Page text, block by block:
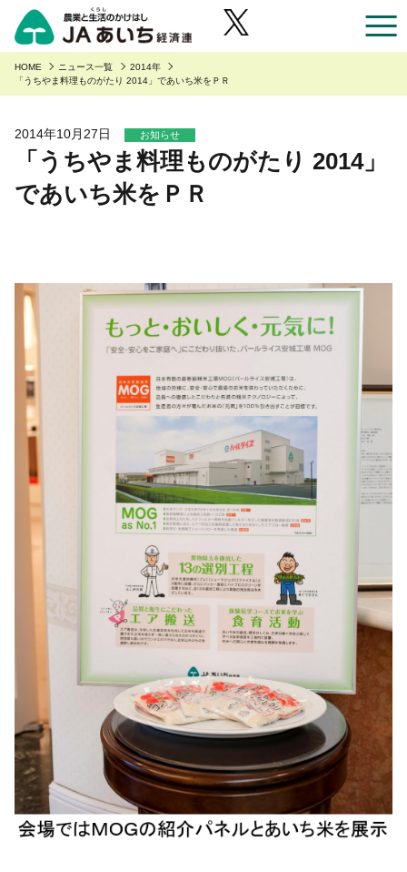
職員採用
アルバイト採用
広報誌「かけはし」
お問い合わせ
お近くのJAのお店一覧
あいち産のご紹介
あいちの園芸
あいちの花
あいちの畜産・お肉
あいちの米・麦・大豆
安全・安心へのこだわり
安全・安心へのこだわり
あいち産 お米の安全・安心
あいちの農業
くらしに役立つ情報
Aコープ
食肉販売店
直営飲食店
JA-SS
JA葬祭
「あいちJA-SS」公式サイト
「JA葬祭あいち」紹介ページ
味のトラベル
JAタウン「あいちゴコロ」
いいね！あいち産料理レシピ
農家組合員の方へ
農家組合員の方へ
野菜・果物・花を生産の皆様へ
園芸部の取り組み
青果物の市況概要
牛肉・豚肉・鶏卵を生産の皆様へ
あいち産 畜産物情報ニュース
畜産・お肉市況表一覧
農畜産物衛生研究所
肥料・農薬について
肥料＆農薬通信
安心・安全の取り組みについて
営農支援センター
生産履歴管理システム
JAあいち版GAP
いきいき愛知
JAあいち経済連について
HOME ニュース一覧
2014年
「うちやま料理ものがたり 2014」であいち米をＰＲ
2014年10月27日 お知らせ
「うちやま料理ものがたり 2014」
であいち米をＰＲ